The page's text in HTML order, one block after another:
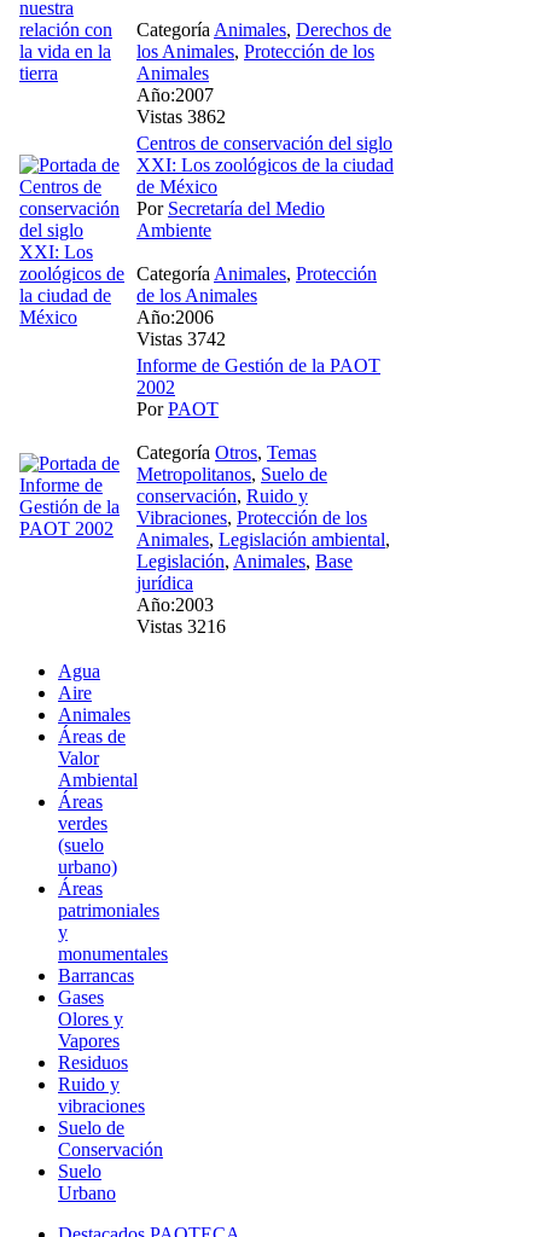
Categoría Animales, Derechos de
los Animales, Protección de los
Animales
Año:2007
Vistas 3862
Centros de conservación del siglo
XXI: Los zoológicos de la ciudad
de México
Por Secretaría del Medio
Ambiente
Categoría Animales, Protección
de los Animales
Año:2006
Vistas 3742
Informe de Gestión de la PAOT
2002
PorPAOT
Categoría Otros, Temas
Metropolitanos, Suelo de
conservación, Ruido y
Vibraciones, Protección de los
Animales, Legislación ambiental,
Legislación, Animales, Base
jurídica
Año:2003
Vistas 3216
Agua
Aire
Animales
Áreas de
Valor
Ambiental
Áreas
verdes
(suelo
urbano)
Áreas
patrimoniales
y
monumentales
Barrancas
Gases
Olores y
Vapores
Residuos
Ruido y
vibraciones
Suelo de
Conservación
Suelo
Urbano